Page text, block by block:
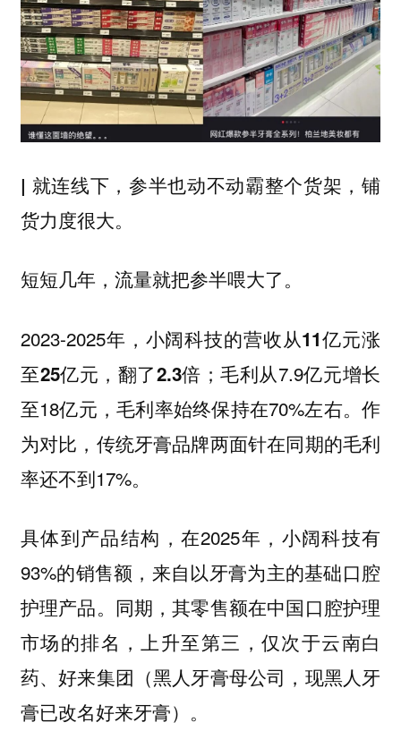
| 就连线下，参半也动不动霸整个货架，铺
货力度很大。
短短几年，流量就把参半喂大了。
2023-2025年， 小阔科技的营收从11亿元涨
至25亿元，翻了2.3倍； 毛利从7.9亿元增长
至18亿元，毛利率始终保持在70%左右。作
为对比，传统牙膏品牌两面针在同期的毛利
率还不到17%。
具体到产品结构，在2025年，小阔科技有
93%的销售额，来自以牙膏为主的基础口腔
护理产品。同期，其零售额在中国口腔护理
市场的排名，上升至第三，仅次于云南白
药、好来集团（黑人牙膏母公司，现黑人牙
膏已改名好来牙膏）。